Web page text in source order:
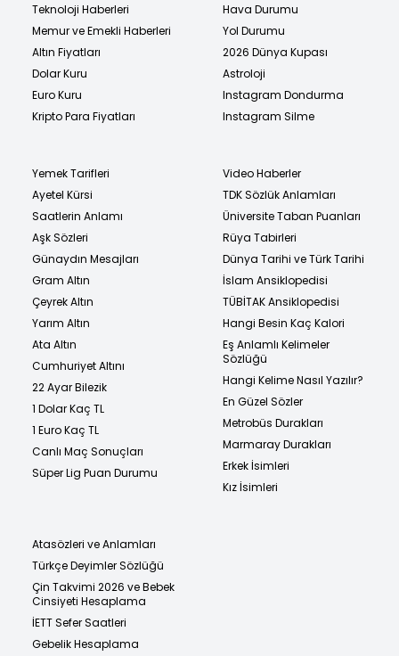
Teknoloji Haberleri
Memur ve Emekli Haberleri
Altın Fiyatları
Dolar Kuru
Euro Kuru
Kripto Para Fiyatları
Hava Durumu
Yol Durumu
2026 Dünya Kupası
Astroloji
Instagram Dondurma
Instagram Silme
Yemek Tarifleri
Ayetel Kürsi
Saatlerin Anlamı
Aşk Sözleri
Günaydın Mesajları
Gram Altın
Çeyrek Altın
Yarım Altın
Ata Altın
Cumhuriyet Altını
22 Ayar Bilezik
1 Dolar Kaç TL
1 Euro Kaç TL
Canlı Maç Sonuçları
Süper Lig Puan Durumu
Video Haberler
TDK Sözlük Anlamları
Üniversite Taban Puanları
Rüya Tabirleri
Dünya Tarihi ve Türk Tarihi
İslam Ansiklopedisi
TÜBİTAK Ansiklopedisi
Hangi Besin Kaç Kalori
Eş Anlamlı Kelimeler
Sözlüğü
Hangi Kelime Nasıl Yazılır?
En Güzel Sözler
Metrobüs Durakları
Marmaray Durakları
Erkek İsimleri
Kız İsimleri
Atasözleri ve Anlamları
Türkçe Deyimler Sözlüğü
Çin Takvimi 2026 ve Bebek
Cinsiyeti Hesaplama
İETT Sefer Saatleri
Gebelik Hesaplama